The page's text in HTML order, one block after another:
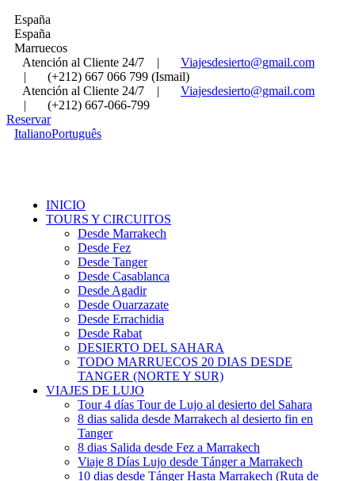
España
España
Marruecos
Atención al Cliente 24/7
|
Viajesdesierto@gmail.com
|
(+212) 667 066 799 (Ismail)
Atención al Cliente 24/7
|
Viajesdesierto@gmail.com
|
(+212) 667-066-799
Reservar
ItalianoPortuguês
INICIO
TOURS Y CIRCUITOS
Desde Marrakech
Desde Fez
Desde Tanger
Desde Casablanca
Desde Agadir
Desde Ouarzazate
Desde Errachidia
Desde Rabat
DESIERTO DEL SAHARA
TODO MARRUECOS 20 DIAS DESDE
TANGER (NORTE Y SUR)
VIAJES DE LUJO
Tour 4 días Tour de Lujo al desierto del Sahara
8 dias salida desde Marrakech al desierto fin en
Tanger
8 dias Salida desde Fez a Marrakech
Viaje 8 Días Lujo desde Tánger a Marrakech
10 dias desde Tánger Hasta Marrakech (Ruta de